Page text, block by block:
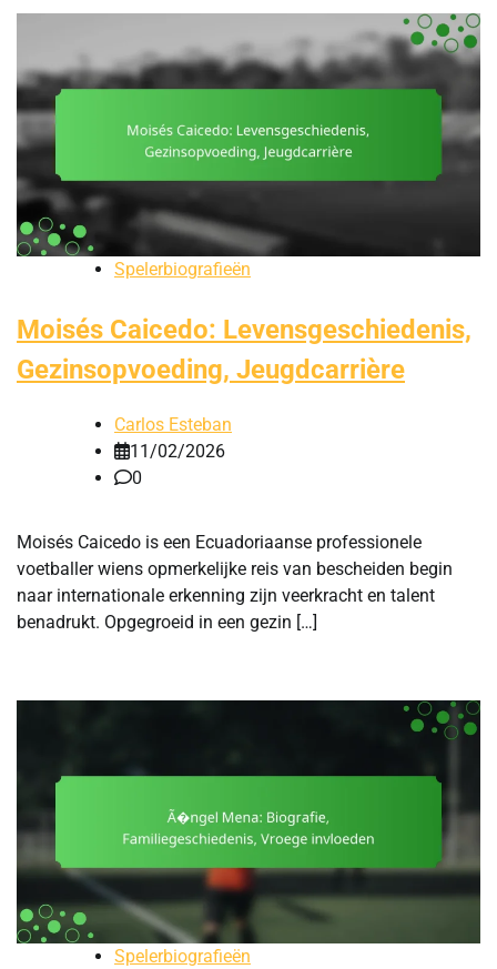
Spelerbiografieën
Moisés Caicedo: Levensgeschiedenis,
Gezinsopvoeding, Jeugdcarrière
Carlos Esteban
11/02/2026
0
Moisés Caicedo is een Ecuadoriaanse professionele
voetballer wiens opmerkelijke reis van bescheiden begin
naar internationale erkenning zijn veerkracht en talent
benadrukt. Opgegroeid in een gezin […]
Spelerbiografieën